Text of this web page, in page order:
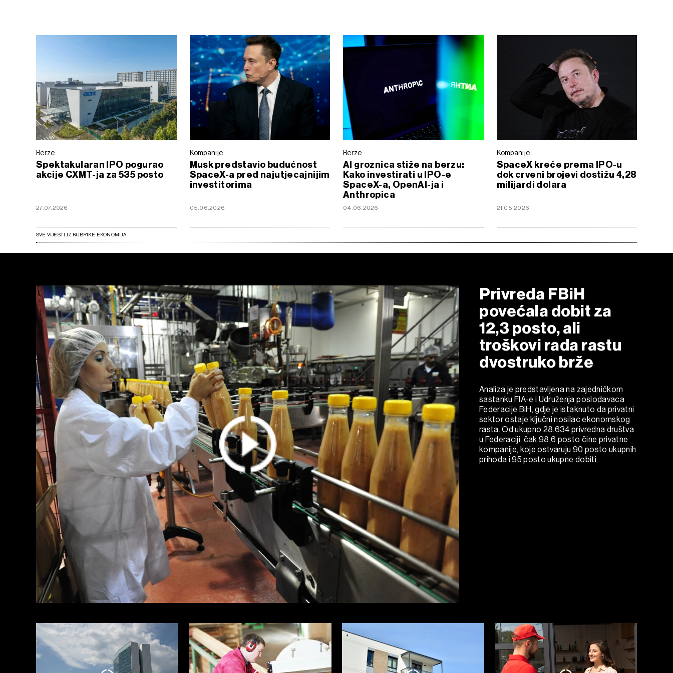
Berze
Spektakularan IPO pogurao
akcije CXMT-ja za 535 posto
27.07.2026
Kompanije
Musk predstavio budućnost
SpaceX-a pred najutjecajnijim
investitorima
05.06.2026
Berze
AI groznica stiže na berzu:
Kako investirati u IPO-e
SpaceX-a, OpenAI-ja i
Anthropica
04.06.2026
Kompanije
SpaceX kreće prema IPO-u
dok crveni brojevi dostižu 4,28
milijardi dolara
21.05.2026
SVE VIJESTI IZ RUBRIKE EKONOMIJA
Privreda FBiH
povećala dobit za
12,3 posto, ali
troškovi rada rastu
dvostruko brže
Analiza je predstavljena na zajedničkom
sastanku FIA-e i Udruženja poslodavaca
Federacije BiH, gdje je istaknuto da privatni
sektor ostaje ključni nosilac ekonomskog
rasta. Od ukupno 28.634 privredna društva
u Federaciji, čak 98,6 posto čine privatne
kompanije, koje ostvaruju 90 posto ukupnih
prihoda i 95 posto ukupne dobiti.